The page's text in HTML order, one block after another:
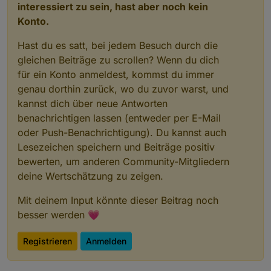
interessiert zu sein, hast aber noch kein
Konto.
Hast du es satt, bei jedem Besuch durch die
gleichen Beiträge zu scrollen? Wenn du dich
für ein Konto anmeldest, kommst du immer
genau dorthin zurück, wo du zuvor warst, und
kannst dich über neue Antworten
benachrichtigen lassen (entweder per E-Mail
oder Push-Benachrichtigung). Du kannst auch
Lesezeichen speichern und Beiträge positiv
bewerten, um anderen Community-Mitgliedern
deine Wertschätzung zu zeigen.
Mit deinem Input könnte dieser Beitrag noch
besser werden 💗
Registrieren Anmelden